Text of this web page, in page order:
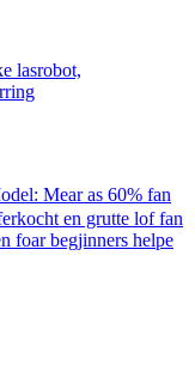
Mear as 60% fan
en grutte lof fan
foar begjinners helpe